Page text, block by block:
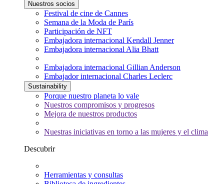
Nuestros socios
Festival de cine de Cannes
Semana de la Moda de París
Participación de NFT
Embajadora internacional Kendall Jenner
Embajadora internacional Alia Bhatt
Embajadora internacional Gillian Anderson
Embajador internacional Charles Leclerc
Sustainability
Porque nuestro planeta lo vale
Nuestros compromisos y progresos
Mejora de nuestros productos
Nuestras iniciativas en torno a las mujeres y el clima
Descubrir
Herramientas y consultas